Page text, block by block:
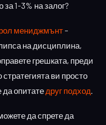
1-3% на залог?
мениджмънт –
на дисциплина,
грешката, преди
ви просто
опитатедруг подход.
да спрете да